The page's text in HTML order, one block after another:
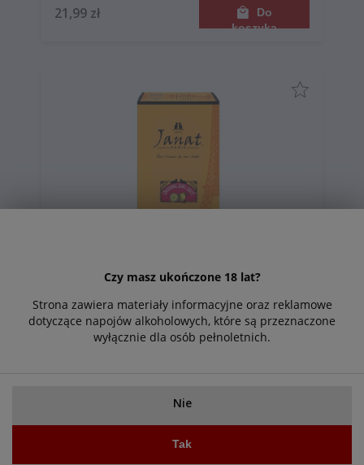
Czy masz ukończone 18 lat?
Strona zawiera materiały informacyjne oraz reklamowe
dotyczące napojów alkoholowych, które są przeznaczone
wyłącznie dla osób pełnoletnich.
Nie
Tak
21,99 zł
Do
koszyka
Janat Original Earl Grey herbata 50g - 25
saszetek